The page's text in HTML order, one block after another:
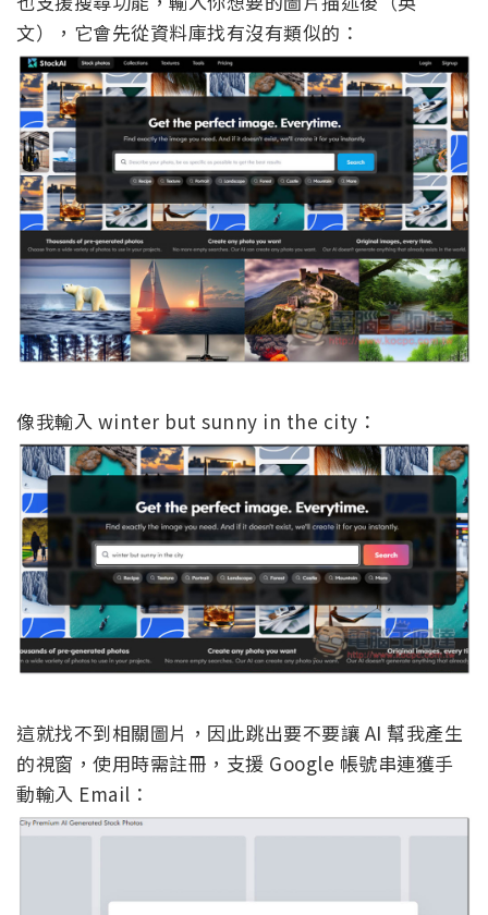
文），它會先從資料庫找有沒有類似的：
像我輸入 winter but sunny in the city：
這就找不到相關圖片，因此跳出要不要讓 AI 幫我產生
的視窗，使用時需註冊，支援 Google 帳號串連獲手
動輸入 Email：